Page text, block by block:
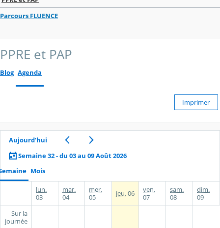
Parcours FLUENCE
PPRE et PAP
Blog Agenda
Imprimer
Aujourd’hui
Semaine 32 - du 03 au 09 Août 2026
Mois
lun.
03
mar.
04
mer.
05
jeu.06
ven.
07
sam.
08
dim.
09
Sur la
journée